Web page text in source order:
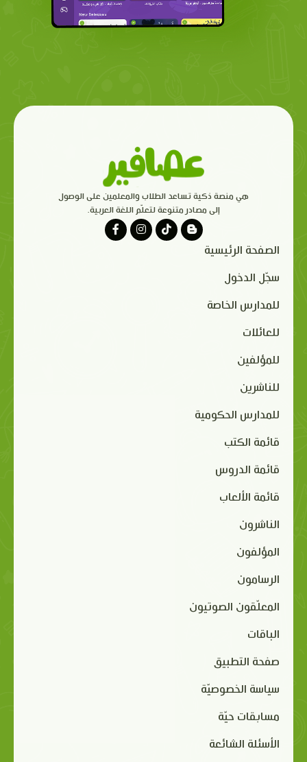
هي منصة ذكية تساعد الطلاب والمعلمين على الوصول
إلى مصادر متنوعة لتعلّم اللغة العربية.
الصفحة الرئيسية
سجّل الدخول
للمدارس الخاصة
للعائلات
للمؤلفين
للناشرين
للمدارس الحكومية
قائمة الكتب
قائمة الدروس
قائمة الألعاب
الناشرون
المؤلفون
الرسامون
المعلّقون الصوتيون
الباقات
صفحة التطبيق
سياسة الخصوصيّة
مسابقات حيّة
الأسئلة الشائعة